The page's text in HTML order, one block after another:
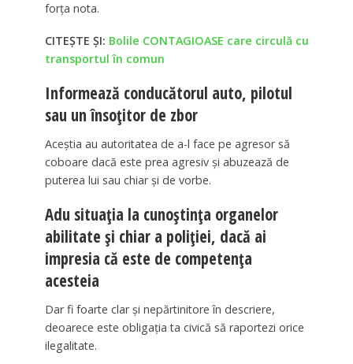
forța nota.
CITEȘTE ȘI: Bolile CONTAGIOASE care circulă cu
transportul în comun
Informează conducătorul auto, pilotul
sau un însoțitor de zbor
Aceștia au autoritatea de a-l face pe agresor să
coboare dacă este prea agresiv și abuzează de
puterea lui sau chiar și de vorbe.
Adu situația la cunoștința organelor
abilitate și chiar a poliției, dacă ai
impresia că este de competența
acesteia
Dar fi foarte clar și nepărtinitore în descriere,
deoarece este obligația ta civică să raportezi orice
ilegalitate.